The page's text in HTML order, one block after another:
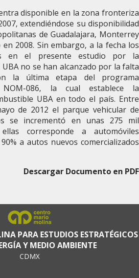
disponible en la zona fronteriza
extendiéndose su disponibilidad
de Guadalajara, Monterrey
2008. Sin embargo, a la fecha los
en el presente estudio por la
no se han alcanzado por la falta
la última etapa del programa
086, la cual establece la
UBA en todo el país. Entre
de 2012 el parque vehicular de
se incrementó en unas 275 mil
corresponde a automóviles
a autos nuevos comercializados
Descargar Documento en PDF
PARA ESTUDIOS ESTRATÉGICOS
Y MEDIO AMBIENTE
CDMX